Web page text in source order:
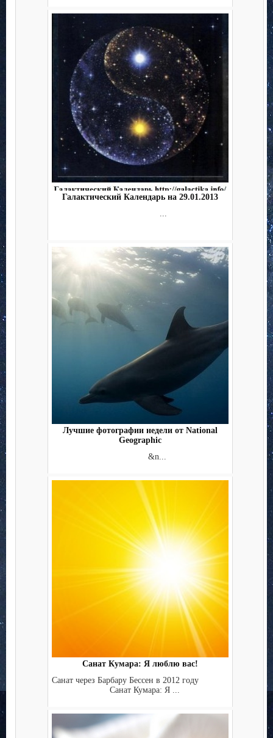
Галактический Календарь на 29.01.2013
Лучшие фотографии недели от National
Geographic
&n...
Санат Кумара: Я люблю вас!
Санат через Барбару Бессен в 2012 году
Санат Кумара: Я ...